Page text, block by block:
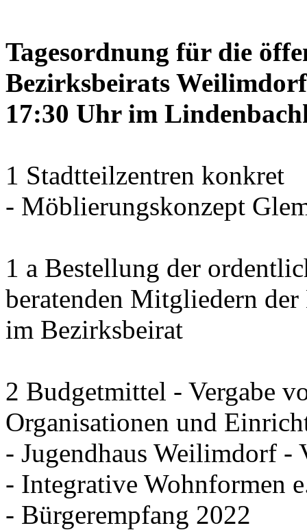
Tagesordnung für die
Bezirksbeirats
17:30 Uhr im
1 Stadtteilzentren konkret
- Möblierungskonzept
1 a Bestellung der
beratenden Mitgliedern
im Bezirksbeirat
2 Budgetmittel - Vergabe
Organisationen und
- Jugendhaus Weilimdorf -
- Integrative Wohnformen
- Bürgerempfang 2022